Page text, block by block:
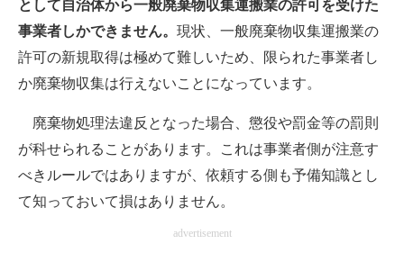
として自治体から一般廃棄物収集運搬業の許可を受けた
事業者しかできません。 現状、一般廃棄物収集運搬業の
許可の新規取得は極めて難しいため、限られた事業者し
か廃棄物収集は行えないことになっています。
廃棄物処理法違反となった場合、懲役や罰金等の罰則
が科せられることがあります。これは事業者側が注意す
べきルールではありますが、依頼する側も予備知識とし
て知っておいて損はありません。
advertisement